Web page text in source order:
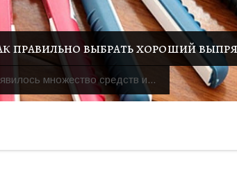
множество средств и...